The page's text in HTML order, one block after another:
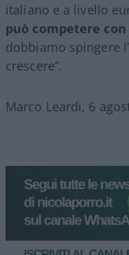
italiano e a livello
può competere
dobbiamo spingere
crescere”.
Marco Leardi, 6